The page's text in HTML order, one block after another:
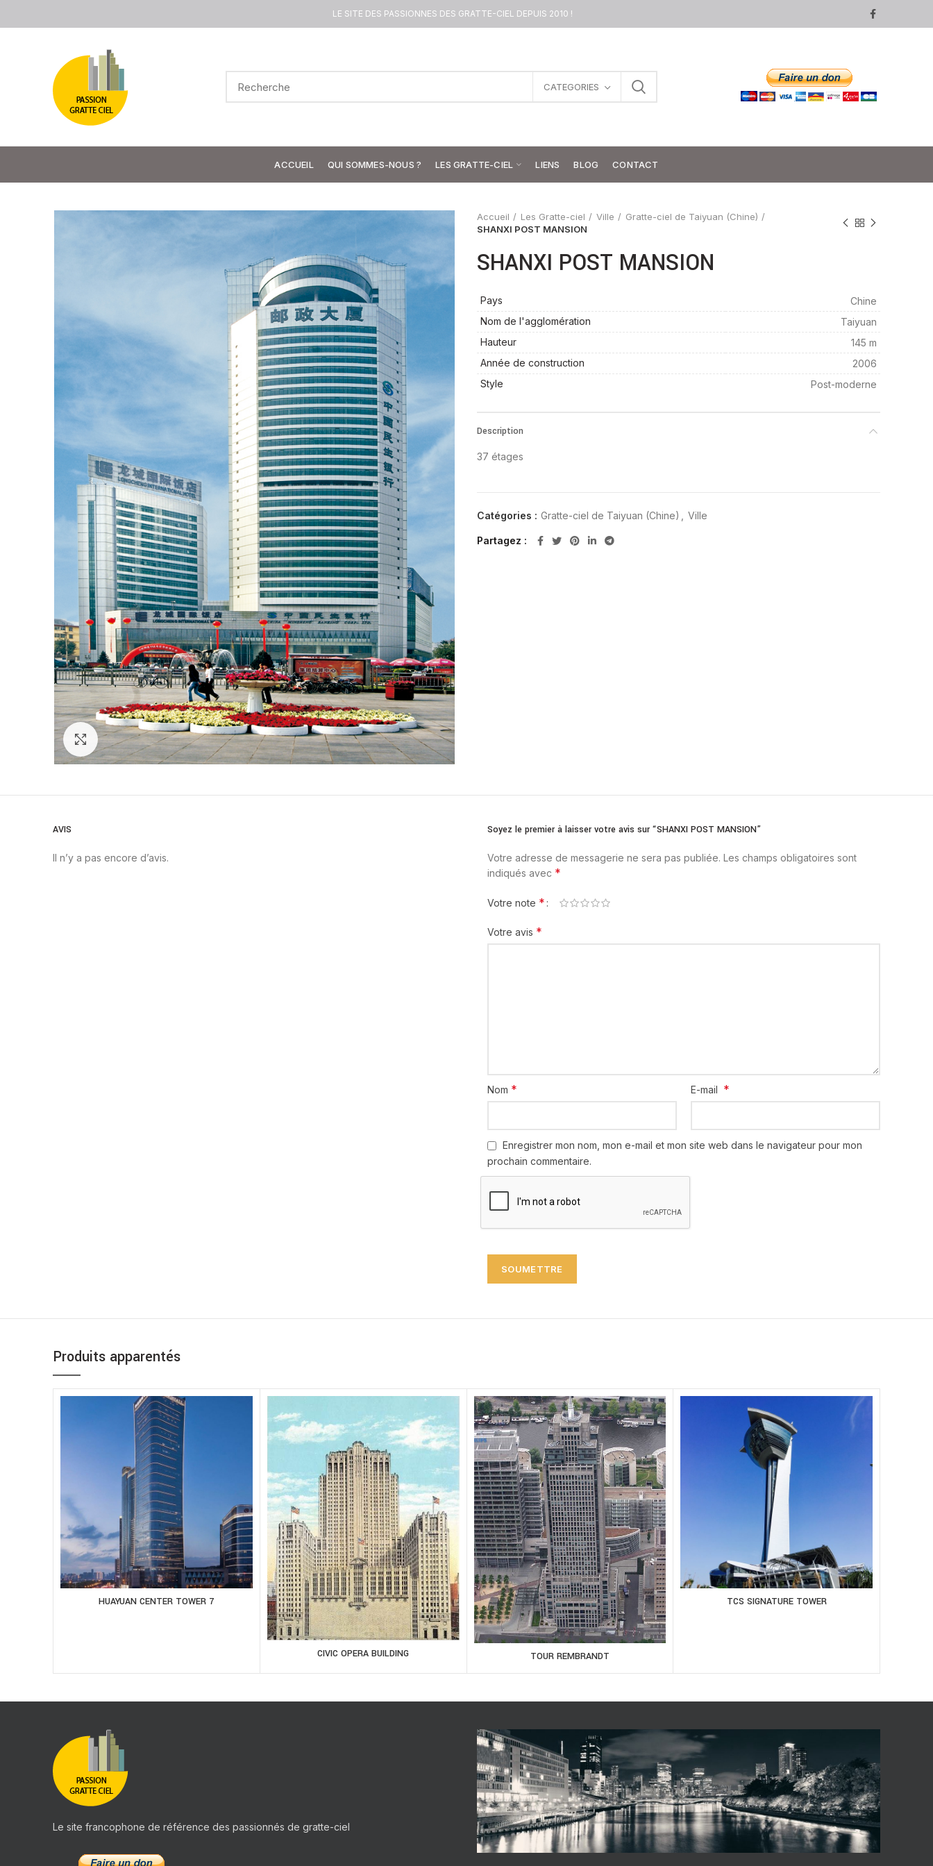
LE SITE DES PASSIONNES DES GRATTE-CIEL DEPUIS 2010 !
CATEGORIES
ACCUEIL QUI SOMMES-NOUS ? LES GRATTE-CIEL LIENS BLOG CONTACT
Zoom
Accueil Les Gratte-ciel Ville
Gratte-ciel de Taiyuan (Chine)
SHANXI POST MANSION
SHANXI POST MANSION
Pays
Chine
Nom de l'agglomération
Taiyuan
Hauteur
145 m
Année de construction
2006
Style
Post-moderne
Description
37 étages
Catégories : Gratte-ciel de Taiyuan (Chine) Ville
Partagez
AVIS
Il n’y a pas encore d’avis.
Soyez le premier à laisser votre avis sur “SHANXI POST MANSION”
Votre adresse de messagerie ne sera pas publiée. Les champs obligatoires sont
indiqués avec *
Votre note *
Votre avis *
Nom * E-mail *
Enregistrer mon nom, mon e-mail et mon site web dans le navigateur pour mon
prochain commentaire.
Produits apparentés
HUAYUAN CENTER TOWER 7
CIVIC OPERA BUILDING TOUR REMBRANDT
TCS SIGNATURE TOWER
Le site francophone de référence des passionnés de gratte-ciel